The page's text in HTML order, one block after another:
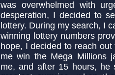
was overwhelmed with
desperation, I decided to
lottery. During my search, I
winning lottery numbers
hope, I decided to reach
me win the Mega Millions
me, and after 15 hours, he